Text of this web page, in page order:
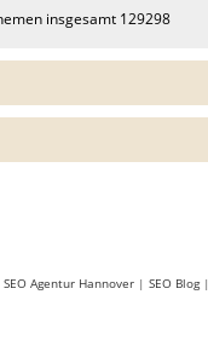
insgesamt 129298
SEO Agentur Hannover| SEO Blog|